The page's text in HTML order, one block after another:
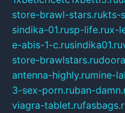
store-brawl-stars.rukts-
sindika-01.rusp-life.rux-
e-abis-1-c.rusindika01.ru
store-brawlstars.ru
antenna-highly.rumine-
3-sex-porn.ruban-
viagra-tablet.ru